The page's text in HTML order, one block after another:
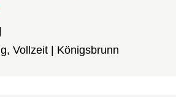
Vollzeit | Königsbrunn